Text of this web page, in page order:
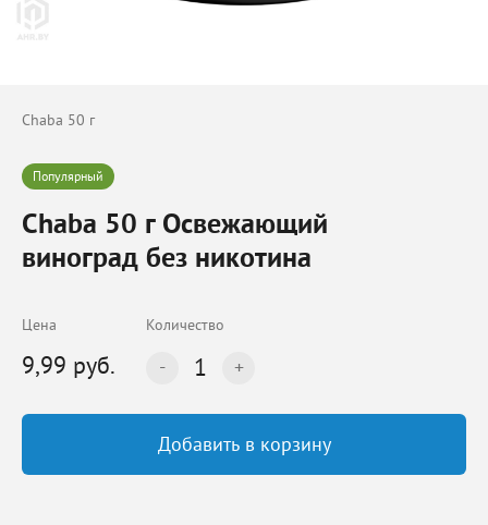
Chaba 50 г
Популярный
Chaba 50 г Освежающий
виноград без никотина
Цена
9,99 руб.
Количество
1
Добавить в корзину